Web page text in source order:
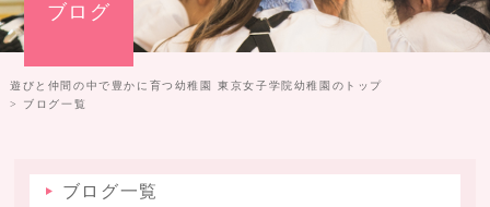
ブログ
遊びと仲間の中で豊かに育つ幼稚園 東京女子学院幼稚園のトップ
> ブログ一覧
ブログ一覧